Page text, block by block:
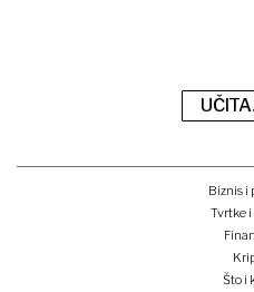
Biznis i
Tvrtke
Što i